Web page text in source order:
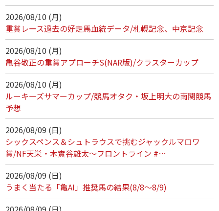
2026/08/10 (月)
重賞レース過去の好走馬血統データ/札幌記念、中京記念
2026/08/10 (月)
亀谷敬正の重賞アプローチS(NAR版)/クラスターカップ
2026/08/10 (月)
ルーキーズサマーカップ/競馬オタク・坂上明大の南関競馬
予想
2026/08/09 (日)
シックスペンス＆シュトラウスで挑むジャックルマロワ
賞/NF天栄・木實谷雄太～フロントライン #…
2026/08/09 (日)
うまく当たる「亀AI」推奨馬の結果(8/8～8/9)